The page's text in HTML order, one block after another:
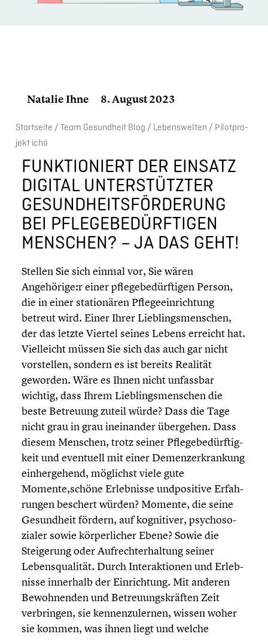
Natalie Ihne 8. August 2023
Start­seite / Team Gesund­heit Blog / Lebens­wel­ten / Pilot­pro­
jekt ichó
FUNKTIO­NIERT DER EINSATZ
DIGITAL UNTER­STÜTZ­TER
GESUNDHEITS­FÖRDERUNG
BEI PFLEGE­BE­DÜRF­TI­GEN
MENSCHEN? – JA DAS GEHT!
Stellen Sie sich einmal vor, Sie wären
Angehörige:r einer pflege­be­dürf­ti­gen Person,
die in einer statio­nä­ren Pflege­ein­rich­tung
betreut wird. Einer Ihrer Lieblings­men­schen,
der das letzte Viertel seines Lebens erreicht hat.
Vielleicht müssen Sie sich das auch gar nicht
vorstel­len, sondern es ist bereits Realität
geworden. Wäre es Ihnen nicht unfassbar
wichtig, dass Ihrem Lieblings­men­schen die
beste Betreuung zuteil würde? Dass die Tage
nicht grau in grau inein­an­der übergehen. Dass
diesem Menschen, trotz seiner Pflege­be­dürf­tig­
keit und eventuell mit einer Demenz­er­kran­kung
einher­ge­hend, möglichst viele gute
Momente,schöne Erleb­nisse undpo­si­tive Erfah­
run­gen beschert würden? Momente, die seine
Gesund­heit fördern, auf kogni­ti­ver, psycho­so­
zia­ler sowie körper­li­cher Ebene? Sowie die
Steige­rung oder Aufrecht­erhal­tung seiner
Lebens­qua­li­tät. Durch Inter­ak­tio­nen und Erleb­
nisse innerhalb der Einrich­tung. Mit anderen
Bewoh­nen­den und Betreu­ungs­kräf­ten Zeit
verbrin­gen, sie kennen­zu­ler­nen, wissen woher
sie kommen, was ihnen liegt und welche